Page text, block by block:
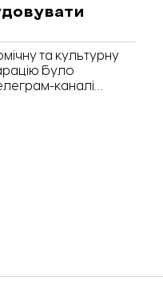
та культурну
було
каналі